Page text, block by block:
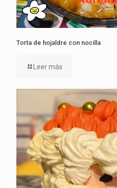
Torta de hojaldre con nocilla
Leer más